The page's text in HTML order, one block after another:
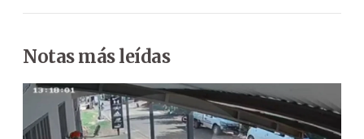
Notas más leídas